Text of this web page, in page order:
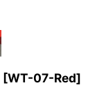
[WT-07-Red]